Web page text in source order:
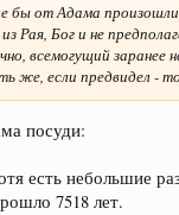
бы от Адама
Рая, Бог и не
всемогущий заранее
же, если предвидел -
посуди:
есть небольшие
7518 лет.